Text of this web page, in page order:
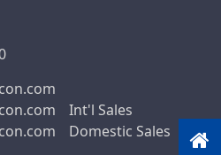
Int'l Sales
Domestic Sales